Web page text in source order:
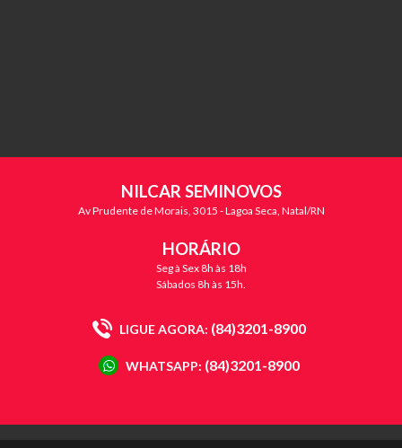
NILCAR SEMINOVOS
Av Prudente de Morais, 3015 - Lagoa Seca, Natal/RN
HORÁRIO
Seg à Sex 8h às 18h
Sábados 8h às 15h.
LIGUE AGORA: (84)3201-8900
WHATSAPP: (84)3201-8900